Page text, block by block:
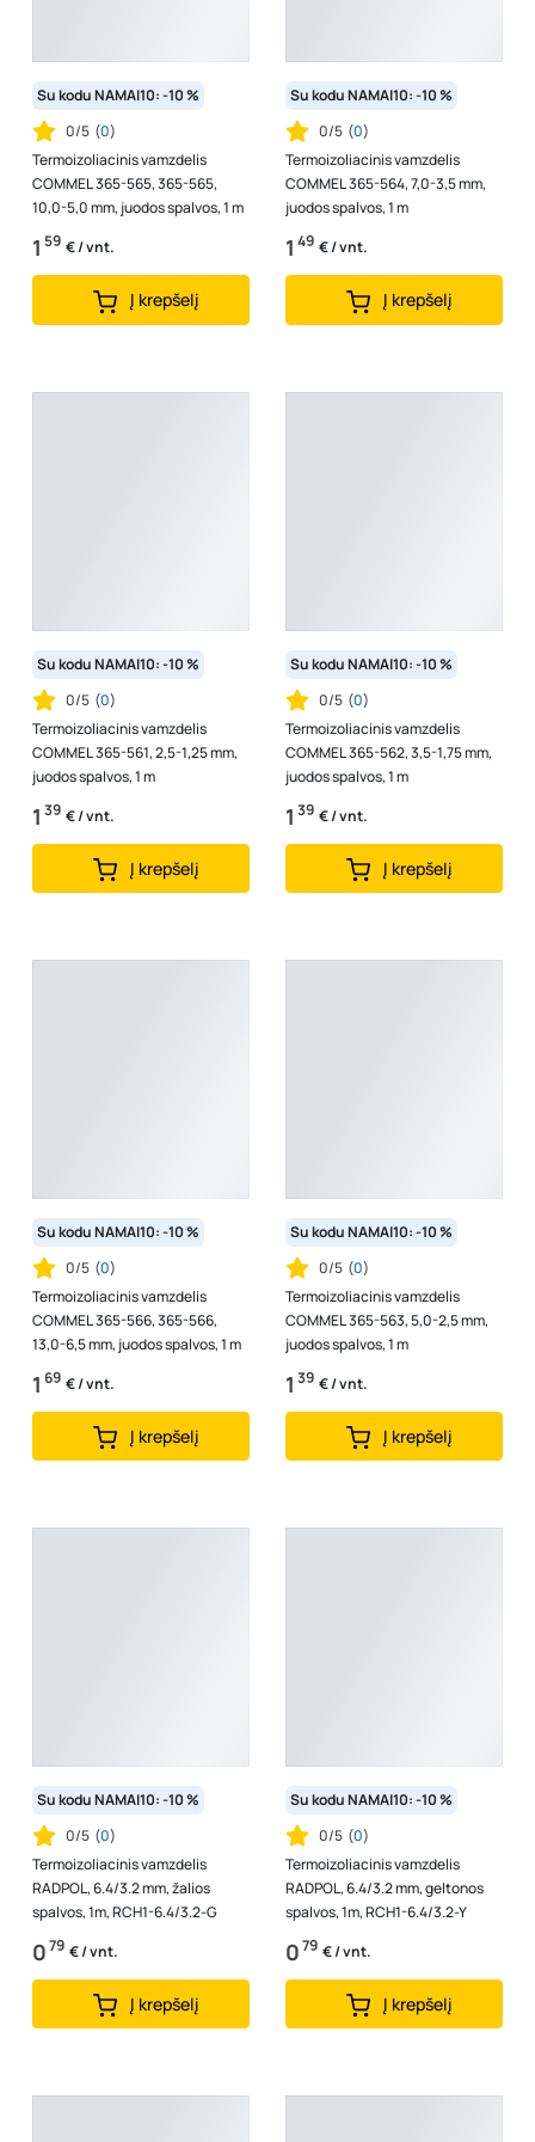
Su kodu NAMAI10: -10 %
0/5 (0)
Termoizoliacinis vamzdelis
COMMEL 365-565, 365-565,
10,0-5,0 mm, juodos spalvos, 1 m
1 59 € / vnt.
Į krepšelį
Su kodu NAMAI10: -10 %
0/5 (0)
Termoizoliacinis vamzdelis
COMMEL 365-564, 7,0-3,5 mm,
juodos spalvos, 1 m
1 49 € / vnt.
Į krepšelį
Su kodu NAMAI10: -10 %
0/5 (0)
Termoizoliacinis vamzdelis
COMMEL 365-561, 2,5-1,25 mm,
juodos spalvos, 1 m
1 39 € / vnt.
Į krepšelį
Su kodu NAMAI10: -10 %
0/5 (0)
Termoizoliacinis vamzdelis
COMMEL 365-562, 3,5-1,75 mm,
juodos spalvos, 1 m
1 39 € / vnt.
Į krepšelį
Su kodu NAMAI10: -10 %
0/5 (0)
Termoizoliacinis vamzdelis
COMMEL 365-566, 365-566,
13,0-6,5 mm, juodos spalvos, 1 m
1 69 € / vnt.
Į krepšelį
Su kodu NAMAI10: -10 %
0/5 (0)
Termoizoliacinis vamzdelis
COMMEL 365-563, 5,0-2,5 mm,
juodos spalvos, 1 m
1 39 € / vnt.
Į krepšelį
Su kodu NAMAI10: -10 %
0/5 (0)
Termoizoliacinis vamzdelis
RADPOL, 6.4/3.2 mm, žalios
spalvos, 1m, RCH1-6.4/3.2-G
079 € / vnt.
Į krepšelį
Su kodu NAMAI10: -10 %
0/5 (0)
Termoizoliacinis vamzdelis
RADPOL, 6.4/3.2 mm, geltonos
spalvos, 1m, RCH1-6.4/3.2-Y
079 € / vnt.
Į krepšelį